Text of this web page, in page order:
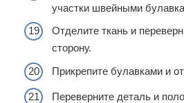
участки швейными
Отделите ткань и
сторону.
Прикрепите булавками и
Переверните деталь и